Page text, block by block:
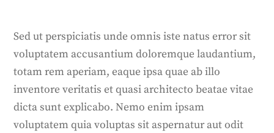
Sed ut perspiciatis unde omnis iste natus error sit
voluptatem accusantium doloremque laudantium,
totam rem aperiam, eaque ipsa quae ab illo
inventore veritatis et quasi architecto beatae vitae
dicta sunt explicabo. Nemo enim ipsam
voluptatem quia voluptas sit aspernatur aut odit